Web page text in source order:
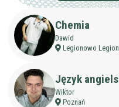
Chemia
Dawid
Legionowo
Język
Wiktor
Poznań